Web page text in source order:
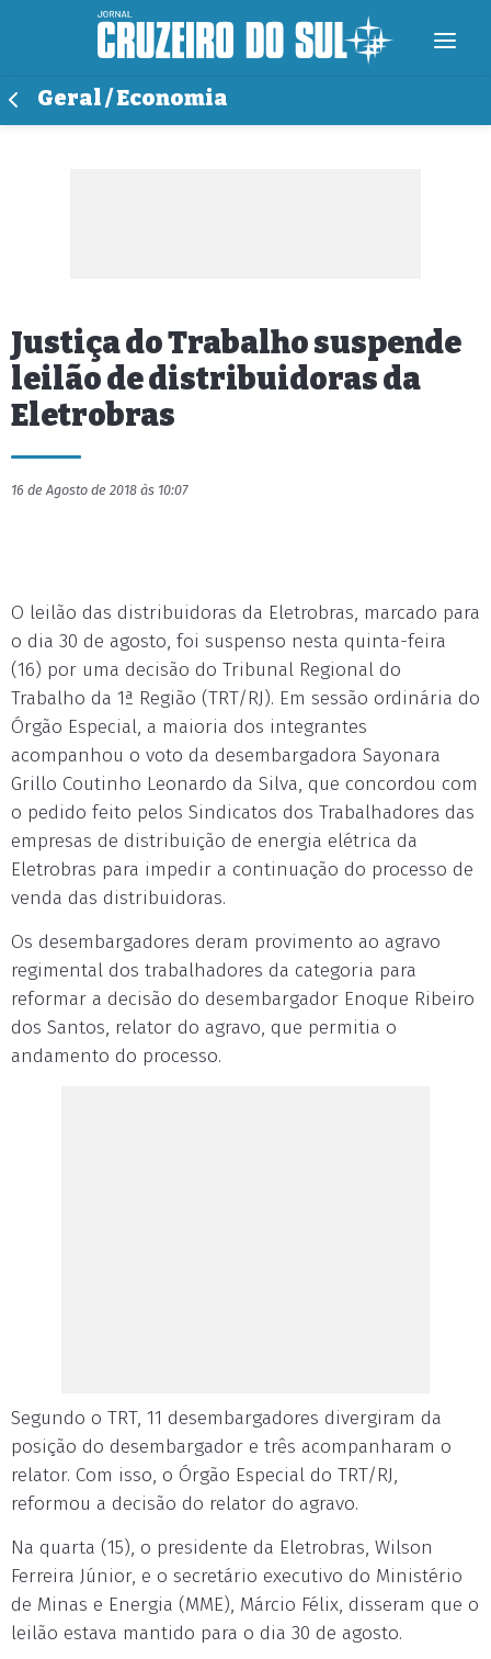
Geral / Economia
Justiça do Trabalho suspende
leilão de distribuidoras da
Eletrobras
16 de Agosto de 2018 às 10:07
O leilão das distribuidoras da Eletrobras, marcado para
o dia 30 de agosto, foi suspenso nesta quinta-feira
(16) por uma decisão do Tribunal Regional do
Trabalho da 1ª Região (TRT/RJ). Em sessão ordinária do
Órgão Especial, a maioria dos integrantes
acompanhou o voto da desembargadora Sayonara
Grillo Coutinho Leonardo da Silva, que concordou com
o pedido feito pelos Sindicatos dos Trabalhadores das
empresas de distribuição de energia elétrica da
Eletrobras para impedir a continuação do processo de
venda das distribuidoras.
Os desembargadores deram provimento ao agravo
regimental dos trabalhadores da categoria para
reformar a decisão do desembargador Enoque Ribeiro
dos Santos, relator do agravo, que permitia o
andamento do processo.
Segundo o TRT, 11 desembargadores divergiram da
posição do desembargador e três acompanharam o
relator. Com isso, o Órgão Especial do TRT/RJ,
reformou a decisão do relator do agravo.
Na quarta (15), o presidente da Eletrobras, Wilson
Ferreira Júnior, e o secretário executivo do Ministério
de Minas e Energia (MME), Márcio Félix, disseram que o
leilão estava mantido para o dia 30 de agosto.